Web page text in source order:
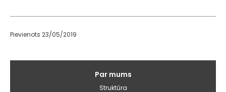
Pievienots 23/05/2019
Par mums
Struktūra